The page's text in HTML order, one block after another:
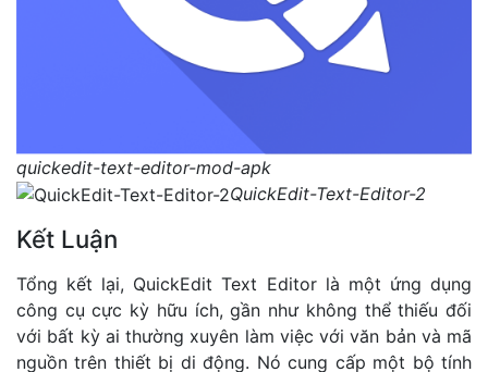
quickedit-text-editor-mod-apk
QuickEdit-Text-Editor-2
Kết Luận
Tổng kết lại, QuickEdit Text Editor là một ứng dụng
công cụ cực kỳ hữu ích, gần như không thể thiếu đối
với bất kỳ ai thường xuyên làm việc với văn bản và mã
nguồn trên thiết bị di động. Nó cung cấp một bộ tính